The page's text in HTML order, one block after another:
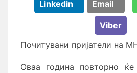
Linkedin Email
Viber
Почитувани пријатели на
Оваа година повторно